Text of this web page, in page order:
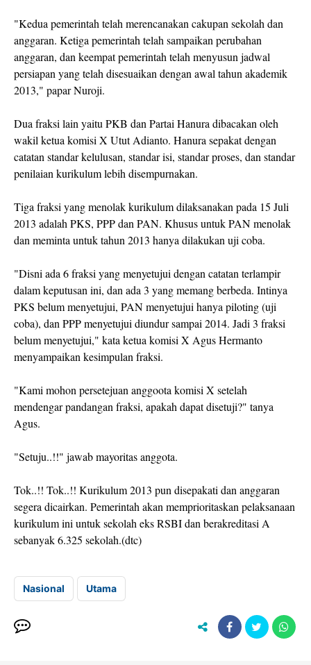
"Kedua pemerintah telah merencanakan cakupan sekolah dan
anggaran. Ketiga pemerintah telah sampaikan perubahan
anggaran, dan keempat pemerintah telah menyusun jadwal
persiapan yang telah disesuaikan dengan awal tahun akademik
2013," papar Nuroji.
Dua fraksi lain yaitu PKB dan Partai Hanura dibacakan oleh
wakil ketua komisi X Utut Adianto. Hanura sepakat dengan
catatan standar kelulusan, standar isi, standar proses, dan standar
penilaian kurikulum lebih disempurnakan.
Tiga fraksi yang menolak kurikulum dilaksanakan pada 15 Juli
2013 adalah PKS, PPP dan PAN. Khusus untuk PAN menolak
dan meminta untuk tahun 2013 hanya dilakukan uji coba.
"Disni ada 6 fraksi yang menyetujui dengan catatan terlampir
dalam keputusan ini, dan ada 3 yang memang berbeda. Intinya
PKS belum menyetujui, PAN menyetujui hanya piloting(uji
coba), dan PPP menyetujui diundur sampai 2014. Jadi 3 fraksi
belum menyetujui," kata ketua komisi X Agus Hermanto
menyampaikan kesimpulan fraksi.
"Kami mohon persetejuan anggoota komisi X setelah
mendengar pandangan fraksi, apakah dapat disetuji?" tanya
Agus.
"Setuju..!!" jawab mayoritas anggota.
Tok..!! Tok..!! Kurikulum 2013 pun disepakati dan anggaran
segera dicairkan. Pemerintah akan memprioritaskan pelaksanaan
kurikulum ini untuk sekolah eks RSBI dan berakreditasi A
sebanyak 6.325 sekolah.(dtc)
Nasional Utama